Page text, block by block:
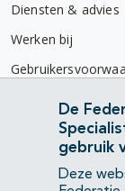
Diensten & advies
Werken bij
Privacyverklaring
Contact
Mercatorlaan 1200
De
gebruik
Deze